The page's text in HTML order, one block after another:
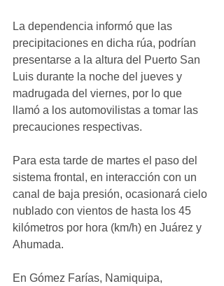
La dependencia informó que las
precipitaciones en dicha rúa, podrían
presentarse a la altura del Puerto San
Luis durante la noche del jueves y
madrugada del viernes, por lo que
llamó a los automovilistas a tomar las
precauciones respectivas.
Para esta tarde de martes el paso del
sistema frontal, en interacción con un
canal de baja presión, ocasionará cielo
nublado con vientos de hasta los 45
kilómetros por hora (km/h) en Juárez y
Ahumada.
En Gómez Farías, Namiquipa,